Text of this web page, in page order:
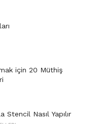
için 20 Müthiş
Stencil Nasıl Yapılır